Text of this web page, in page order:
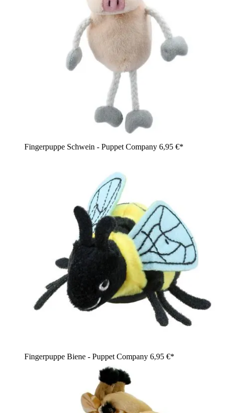
Fingerpuppe Schwein - Puppet Company 6,95 €*
Fingerpuppe Biene - Puppet Company 6,95 €*